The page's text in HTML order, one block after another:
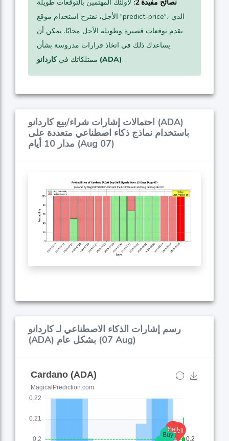
نصائح مفيدة 2:
لأولئك المهتمين بالتوقعات طويلة
الأجل، نقترح استخدام موقع "predict-price"، الذي
يقدم توقعات قصيرة وطويلة الأجل مجانًا. يمكن أن
يساعدك ذلك في اتخاذ قرارات مدروسة بشأن
ممتلكاتك في كاردانو (ADA).
احتمالات إشارات شراء/بيع كاردانو (ADA)
باستخدام نماذج ذكاء اصطناعي متعددة على
مدار 10 أيام (Aug 07)
رسم إشارات الذكاء الاصطناعي لـ كاردانو
(ADA) بشكل عام (07 Aug)